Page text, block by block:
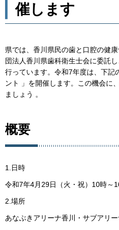
催します
県では、香川県民の歯と口腔の健
団法人香川県歯科衛生士会に委託
行っています。令和7年度は、下記
ント 」を開催します。この機会に
ましょう 。
概要
1.日時
令和7年4月29日（火・祝）10時～
2.場所
あなぶきアリーナ香川・サブアリー